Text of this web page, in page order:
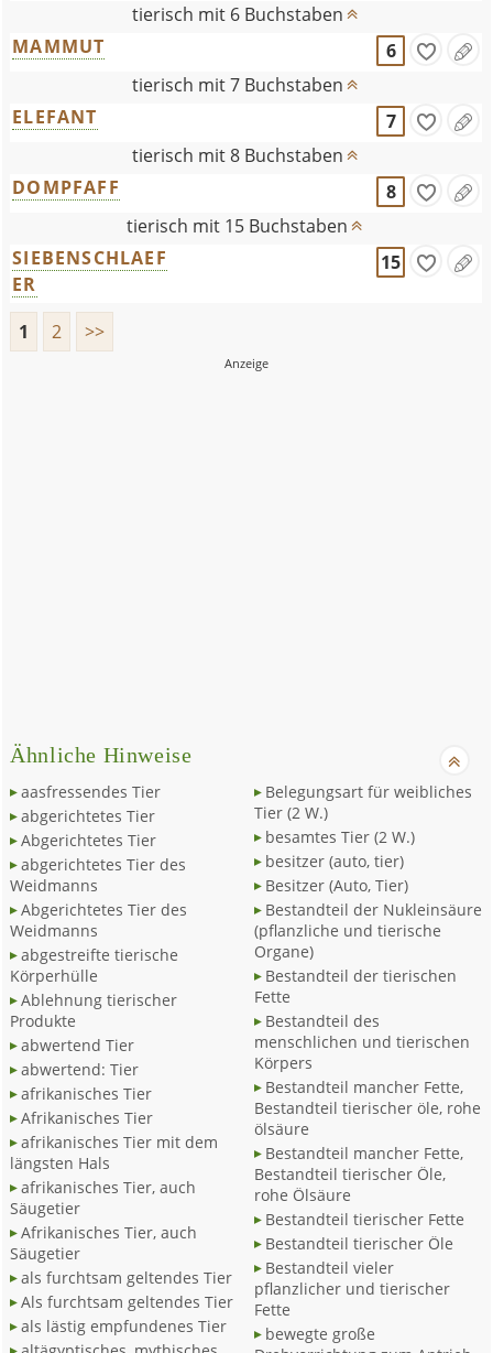
tierisch mit 6 Buchstaben
MAMMUT
6
tierisch mit 7 Buchstaben
ELEFANT
7
tierisch mit 8 Buchstaben
DOMPFAFF
8
tierisch mit 15 Buchstaben
SIEBENSCHLAEF
ER
15
1 2 >>
Ähnliche Hinweise
aasfressendes Tier
abgerichtetes Tier
Abgerichtetes Tier
abgerichtetes Tier des
Weidmanns
Abgerichtetes Tier des
Weidmanns
abgestreifte tierische
Körperhülle
Ablehnung tierischer
Produkte
abwertend Tier
abwertend: Tier
afrikanisches Tier
Afrikanisches Tier
afrikanisches Tier mit dem
längsten Hals
afrikanisches Tier, auch
Säugetier
Afrikanisches Tier, auch
Säugetier
als furchtsam geltendes Tier
Als furchtsam geltendes Tier
als lästig empfundenes Tier
Belegungsart für weibliches
Tier (2 W.)
besamtes Tier (2 W.)
besitzer (auto, tier)
Besitzer (Auto, Tier)
Bestandteil der Nukleinsäure
(pflanzliche und tierische
Organe)
Bestandteil der tierischen
Fette
Bestandteil des
menschlichen und tierischen
Körpers
Bestandteil mancher Fette,
Bestandteil tierischer öle, rohe
ölsäure
Bestandteil mancher Fette,
Bestandteil tierischer Öle,
rohe Ölsäure
Bestandteil tierischer Fette
Bestandteil tierischer Öle
Bestandteil vieler
pflanzlicher und tierischer
Fette
bewegte große